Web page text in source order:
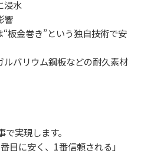
浸水
響
板金巻き”という独自技術で安
バリウム鋼板などの耐久素材
実現します。
目に安く、1番信頼される」